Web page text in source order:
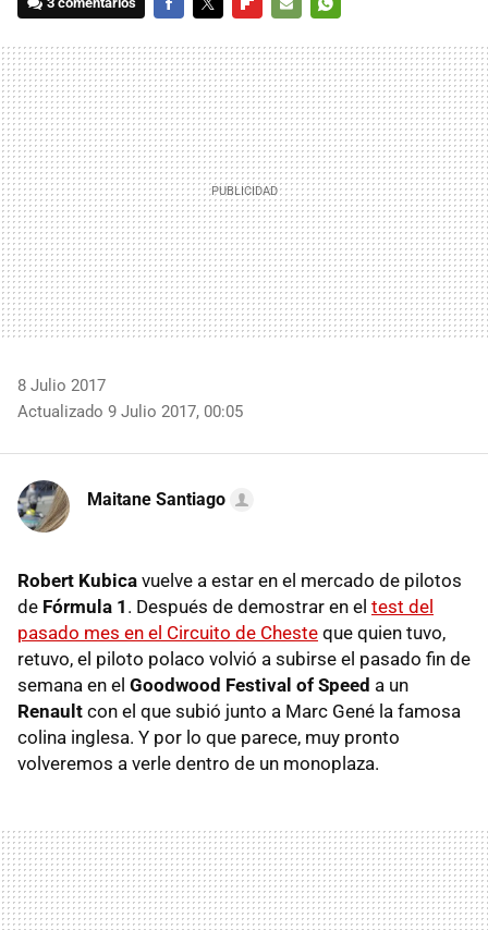
MAIL
8 Julio 2017
Actualizado 9 Julio 2017, 00:05
Maitane Santiago
Robert Kubica vuelve a estar en el mercado de pilotos
de Fórmula 1 . Después de demostrar en el test del
pasado mes en el Circuito de Cheste que quien tuvo,
retuvo, el piloto polaco volvió a subirse el pasado fin de
semana en el Goodwood Festival of Speed a un
Renault con el que subió junto a Marc Gené la famosa
colina inglesa. Y por lo que parece, muy pronto
volveremos a verle dentro de un monoplaza.